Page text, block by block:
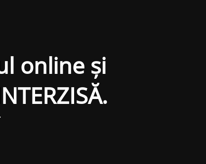
online și